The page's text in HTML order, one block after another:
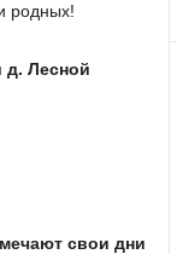
родных!
д. Лесной
свои дни